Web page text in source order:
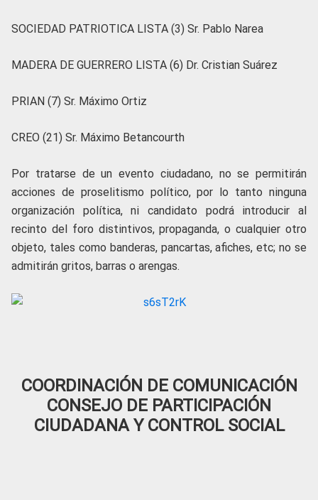
SOCIEDAD PATRIOTICA LISTA (3) Sr. Pablo Narea
MADERA DE GUERRERO LISTA (6) Dr. Cristian Suárez
PRIAN (7) Sr. Máximo Ortiz
CREO (21) Sr. Máximo Betancourth
Por tratarse de un evento ciudadano, no se permitirán
acciones de proselitismo político, por lo tanto ninguna
organización política, ni candidato podrá introducir al
recinto del foro distintivos, propaganda, o cualquier otro
objeto, tales como banderas, pancartas, afiches, etc; no se
admitirán gritos, barras o arengas.
COORDINACIÓN DE COMUNICACIÓN
CONSEJO DE PARTICIPACIÓN
CIUDADANA Y CONTROL SOCIAL